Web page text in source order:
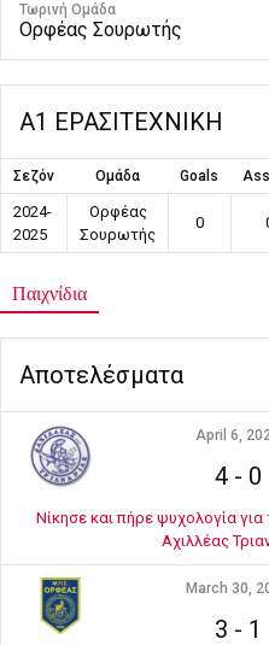
Τωρινή Ομάδα
Ορφέας Σουρωτής
Α1 ΕΡΑΣΙΤΕΧΝΙΚΗ
Σεζόν Ομάδα Goals
2024-
2025
Ορφέας
Σουρωτής
0
Παιχνίδια
Αποτελέσματα
April 6,
4- 0
Νίκησε και πήρε ψυχολογία
Αχιλλέας
March 30,
3 - 1